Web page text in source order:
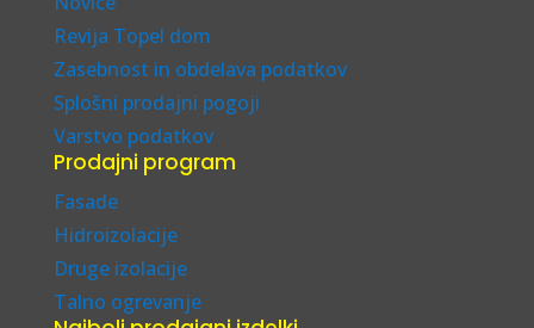
Revija Topel dom
Zasebnost in obdelava podatkov
Splošni prodajni pogoji
Varstvo podatkov
Prodajni program
Fasade
Hidroizolacije
Druge izolacije
Talno ogrevanje